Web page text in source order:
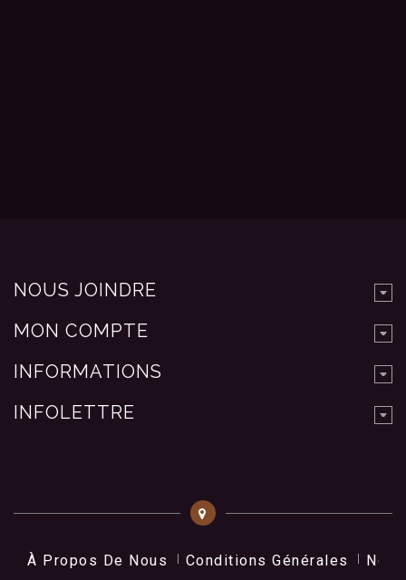
NOUS JOINDRE
MON COMPTE
INFORMATIONS
INFOLETTRE
À Propos De Nous Conditions Générales Nos